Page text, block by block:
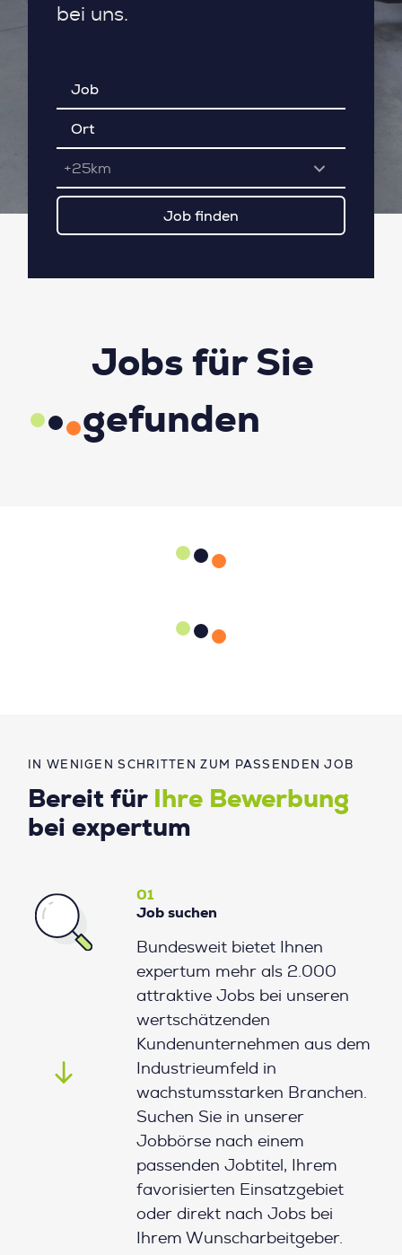
bei uns.
+25km
IN WENIGEN SCHRITTEN ZUM PASSENDEN JOB
Bereit für
Ihre Bewerbung
bei expertum
01
Job suchen
Bundesweit bietet Ihnen
expertum mehr als 2.000
attraktive Jobs bei unseren
wertschätzenden
Kundenunternehmen aus dem
Industrieumfeld in
wachstumsstarken Branchen.
Suchen Sie in unserer
Jobbörse nach einem
passenden Jobtitel, Ihrem
favorisierten Einsatzgebiet
oder direkt nach Jobs bei
Ihrem Wunscharbeitgeber.